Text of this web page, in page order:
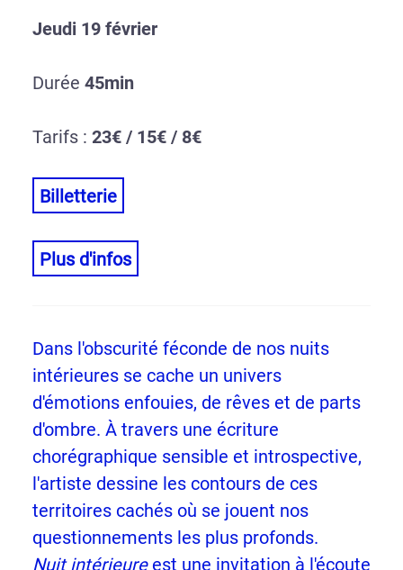
Dans l'obscurité féconde de nos nuits
intérieures se cache un univers
d'émotions enfouies, de rêves et de parts
d'ombre. À travers une écriture
chorégraphique sensible et introspective,
l'artiste dessine les contours de ces
territoires cachés où se jouent nos
questionnements les plus profonds.
Nuit intérieureest une invitation à l'écoute
Jeudi 19 février
Durée 45min
Tarifs : 23€ / 15€ / 8€
Billetterie
Plus d'infos